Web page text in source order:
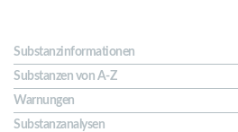
Substanzinformationen
Substanzen von A-Z
Warnungen
Substanzanalysen